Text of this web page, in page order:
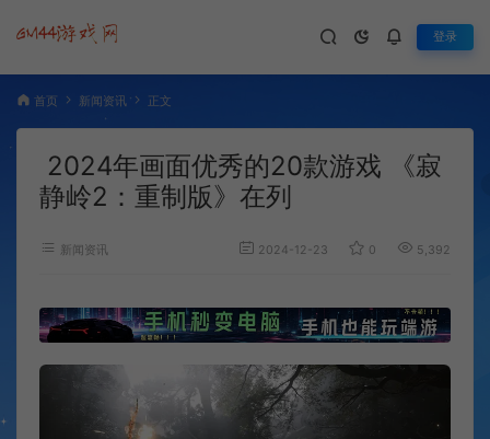
登录
首页 新闻资讯 正文
2024年画面优秀的20款游戏 《寂
静岭2：重制版》在列
新闻资讯 2024-12-23 0 5,392